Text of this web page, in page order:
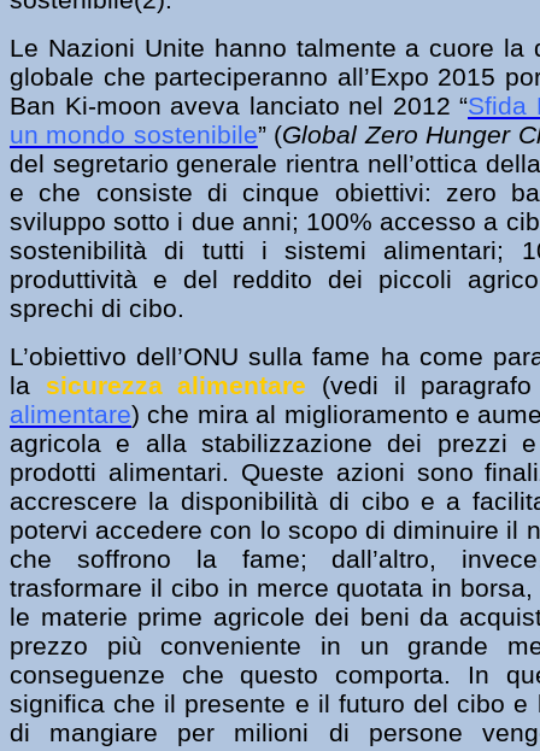
Le Nazioni Unite hanno talmente a cuore la
globale che parteciperanno all’Expo 2015
Ban Ki-moon aveva lanciato nel 2012 “Sfida
un mondo sostenibile” (Global Zero Hunger
del segretario generale rientra nell’ottica
e che consiste di cinque obiettivi: zero
sviluppo sotto i due anni; 100% accesso a
sostenibilità di tutti i sistemi alimentari;
produttività e del reddito dei piccoli
sprechi di cibo.
L’obiettivo dell’ONU sulla fame ha come
la sicurezza alimentare (vedi il
alimentare) che mira al miglioramento e
agricola e alla stabilizzazione dei prezzi
prodotti alimentari. Queste azioni sono
accrescere la disponibilità di cibo e a
potervi accedere con lo scopo di diminuire il
che soffrono la fame; dall’altro,
trasformare il cibo in merce quotata in
le materie prime agricole dei beni da
prezzo più conveniente in un grande
conseguenze che questo comporta. In
significa che il presente e il futuro del cibo e
di mangiare per milioni di persone